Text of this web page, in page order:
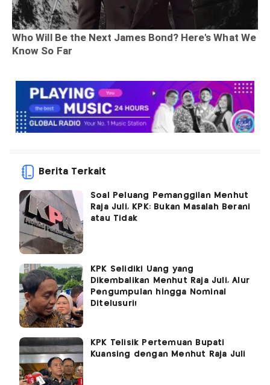
Berita Terkait
Soal Peluang Pemanggilan Menhut
Raja Juli, KPK: Bukan Masalah Berani
atau Tidak
KPK Selidiki Uang yang
Dikembalikan Menhut Raja Juli, Alur
Pengumpulan hingga Nominal
Ditelusuri!
KPK Telisik Pertemuan Bupati
Kuansing dengan Menhut Raja Juli